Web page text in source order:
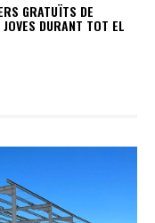
GRATUÏTS DE
DURANT TOT EL